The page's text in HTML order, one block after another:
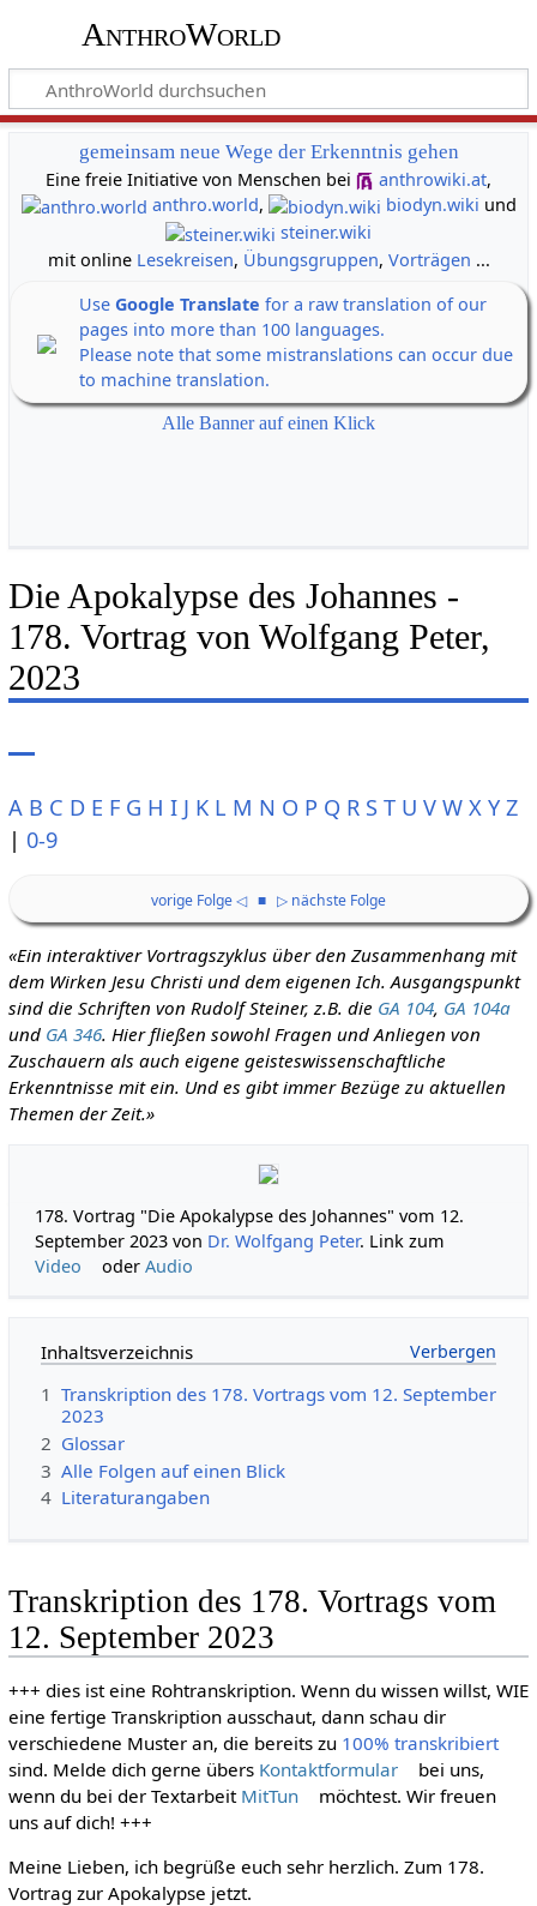
AnthroWorld
gemeinsam neue Wege der Erkenntnis gehen
Eine freie Initiative von Menschen bei
anthrowiki.at,
anthro.world, biodyn.wiki und
steiner.wiki
mit online Lesekreisen, Übungsgruppen, Vorträgen ...
Use Google Translate for a raw translation of our
pages into more than 100 languages.
Please note that some mistranslations can occur due
to machine translation.
Alle Banner auf einen Klick
Die Apokalypse des Johannes -
178. Vortrag von Wolfgang Peter,
2023
A B C D E F G H I J K L M N O P Q R S T U V W X Y Z
| 0-9
vorige Folge ◁ ■ ▷ nächste Folge
«Ein interaktiver Vortragszyklus über den Zusammenhang mit
dem Wirken Jesu Christi und dem eigenen Ich. Ausgangspunkt
sind die Schriften von Rudolf Steiner, z.B. die GA 104, GA 104a
und GA 346. Hier fließen sowohl Fragen und Anliegen von
Zuschauern als auch eigene geisteswissenschaftliche
Erkenntnisse mit ein. Und es gibt immer Bezüge zu aktuellen
Themen der Zeit.»
178. Vortrag "Die Apokalypse des Johannes" vom 12.
September 2023 von Dr. Wolfgang Peter. Link zum
Video
oderAudio
Inhaltsverzeichnis
1 Transkription des 178. Vortrags vom 12. September
2023
2 Glossar
3 Alle Folgen auf einen Blick
4 Literaturangaben
Transkription des 178. Vortrags vom
12. September 2023
+++ dies ist eine Rohtranskription. Wenn du wissen willst, WIE
eine fertige Transkription ausschaut, dann schau dir
verschiedene Muster an, die bereits zu 100% transkribiert
sind. Melde dich gerne übers Kontaktformular
bei uns,
wenn du bei der Textarbeit MitTun
möchtest. Wir freuen
uns auf dich! +++
Meine Lieben, ich begrüße euch sehr herzlich. Zum 178.
Vortrag zur Apokalypse jetzt.